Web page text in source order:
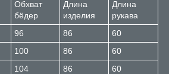
Обхват
бёдер
Длина
изделия
Длина
рукава
96 86
60
100 86
60
104 86
60